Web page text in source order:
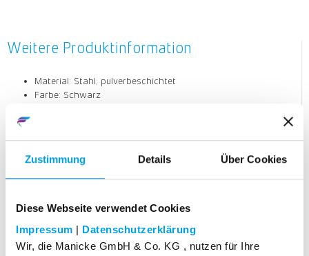
Zustimmung Details Über Cookies
Diese Webseite verwendet Cookies
Impressum | Datenschutzerklärung
Wir, die Manicke GmbH & Co. KG , nutzen für Ihre
Weitere Produktinformation
Material: Stahl, pulverbeschichtet
Farbe: Schwarz
Einfache Handhabung
Standplatte PREMIUM 6 kg
Art. Nr.: PA13
Für Beachflagsystem. In 2 verschiedenen Größen.